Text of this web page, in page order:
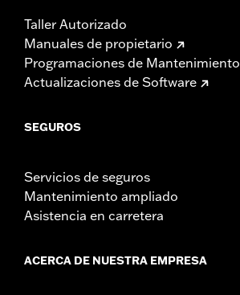
Taller Autorizado
Manuales de propietario
Programaciones de Mantenimiento
Actualizaciones de Software
SEGUROS
Servicios de seguros
Mantenimiento ampliado
Asistencia en carretera
ACERCA DE NUESTRA EMPRESA